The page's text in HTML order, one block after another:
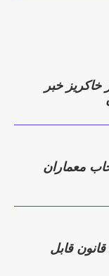
خبر
معماران
قابل